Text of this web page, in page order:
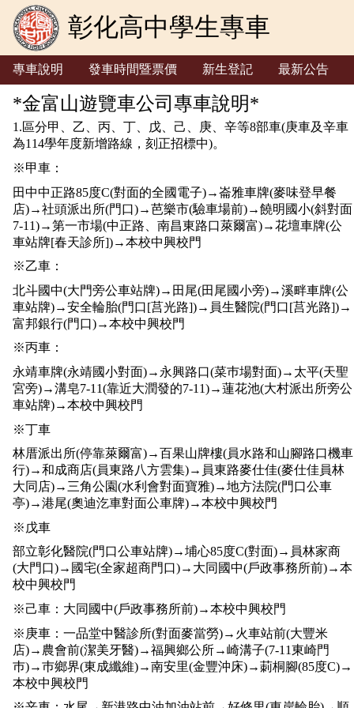
彰化高中學生專車
專車說明 發車時間暨票價 新生登記 最新公告
*金富山遊覽車公司專車說明*
1.區分甲、乙、丙、丁、戊、己、庚、辛等8部車(庚車及辛車
為114學年度新增路線，刻正招標中)。
※甲車：
田中中正路85度C(對面的全國電子)→崙雅車牌(麥味登早餐
店)→社頭派出所(門口)→芭樂市(驗車場前)→饒明國小(斜對面
7-11)→第一市場(中正路、南昌東路口萊爾富)→花壇車牌(公
車站牌[春天診所])→本校中興校門
※乙車：
北斗國中(大門旁公車站牌)→田尾(田尾國小旁)→溪畔車牌(公
車站牌)→安全輪胎(門口[莒光路])→員生醫院(門口[莒光路])→
富邦銀行(門口)→本校中興校門
※丙車：
永靖車牌(永靖國小對面)→永興路口(菜巿場對面)→太平(天聖
宮旁)→溝皂7-11(靠近大潤發的7-11)→蓮花池(大村派出所旁公
車站牌)→本校中興校門
※丁車
林厝派出所(停靠萊爾富)→百果山牌樓(員水路和山腳路口機車
行)→和成商店(員東路八方雲集)→員東路麥仕佳(麥仕佳員林
大同店)→三角公園(水利會對面寶雅)→地方法院(門口公車
亭)→港尾(奧迪汔車對面公車牌)→本校中興校門
※戊車
部立彰化醫院(門口公車站牌)→埔心85度C(對面)→員林家商
(大門口)→國宅(全家超商門口)→大同國中(戶政事務所前)→本
校中興校門
※己車：大同國中(戶政事務所前)→本校中興校門
※庚車：一品堂中醫診所(對面麥當勞)→火車站前(大豐米
店)→農會前(潔美牙醫)→福興鄉公所→崎溝子(7-11東崎門
巿)→巿鄉界(東成纖維)→南安里(金豐沖床)→莿桐腳(85度C)→
本校中興校門